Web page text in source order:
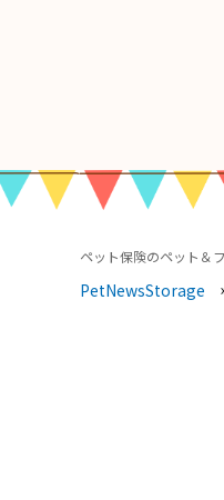
ペット保険のペット＆
PetNewsStorage